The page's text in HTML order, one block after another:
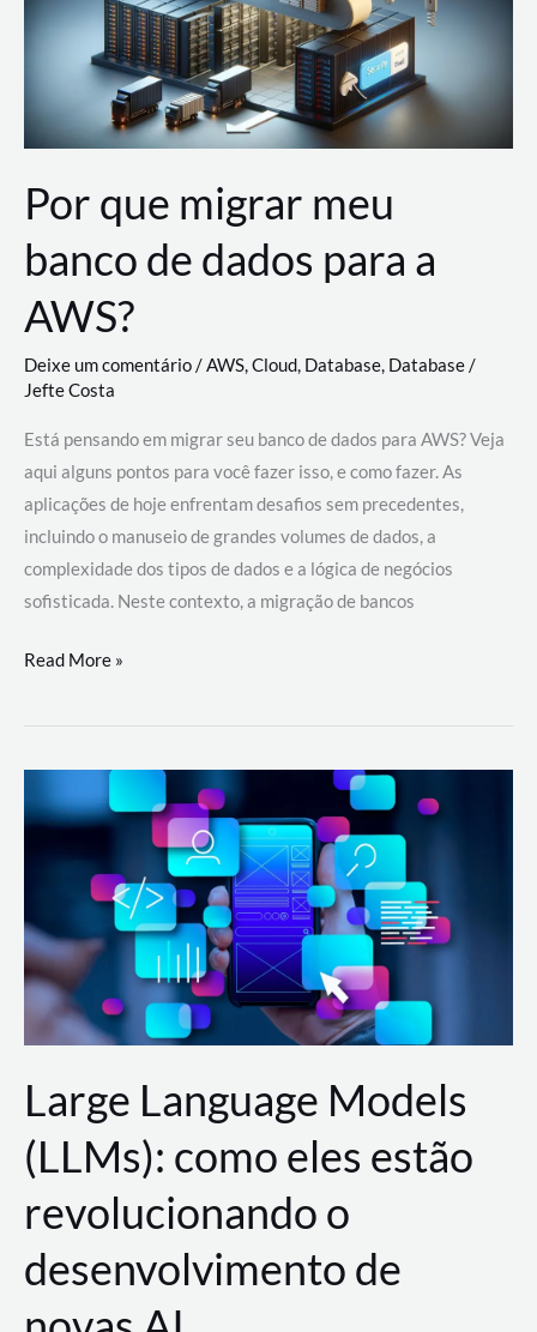
Por que migrar meu
banco de dados para a
AWS?
Deixe um comentário/AWS,Cloud, Database, Database/
Jefte Costa
Está pensando em migrar seu banco de dados para AWS? Veja
aqui alguns pontos para você fazer isso, e como fazer. As
aplicações de hoje enfrentam desafios sem precedentes,
incluindo o manuseio de grandes volumes de dados, a
complexidade dos tipos de dados e a lógica de negócios
sofisticada. Neste contexto, a migração de bancos
Por
migrar
de
a
AWS?
Read More »
Large Language Models
(LLMs): como eles estão
revolucionando o
desenvolvimento de